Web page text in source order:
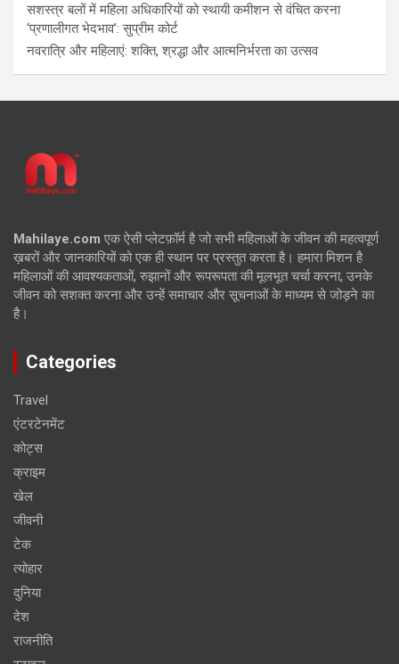
सशस्त्र बलों में महिला अधिकारियों को स्थायी कमीशन से वंचित करना
‘प्रणालीगत भेदभाव’: सुप्रीम कोर्ट
नवरात्रि और महिलाएं: शक्ति, श्रद्धा और आत्मनिर्भरता का उत्सव
Mahilaye.com एक ऐसी प्लेटफ़ॉर्म है जो सभी महिलाओं के जीवन की महत्वपूर्ण
ख़बरों और जानकारियों को एक ही स्थान पर प्रस्तुत करता है। हमारा मिशन है
महिलाओं की आवश्यकताओं, रुझानों और रूपरूपता की मूलभूत चर्चा करना, उनके
जीवन को सशक्त करना और उन्हें समाचार और सूचनाओं के माध्यम से जोड़ने का
है।
Categories
Travel
एंटरटेनमेंट
कोट्स
क्राइम
खेल
जीवनी
टेक
त्योहार
दुनिया
देश
राजनीति